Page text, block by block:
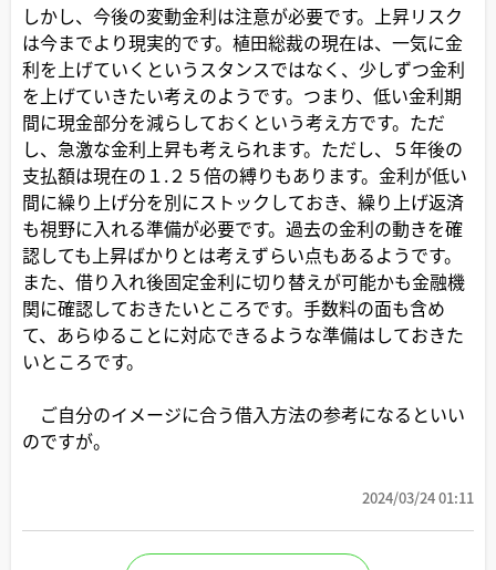
しかし、今後の変動金利は注意が必要です。上昇リスク
は今までより現実的です。植田総裁の現在は、一気に金
利を上げていくというスタンスではなく、少しずつ金利
を上げていきたい考えのようです。つまり、低い金利期
間に現金部分を減らしておくという考え方です。ただ
し、急激な金利上昇も考えられます。ただし、５年後の
支払額は現在の１.２５倍の縛りもあります。金利が低い
間に繰り上げ分を別にストックしておき、繰り上げ返済
も視野に入れる準備が必要です。過去の金利の動きを確
認しても上昇ばかりとは考えずらい点もあるようです。
また、借り入れ後固定金利に切り替えが可能かも金融機
関に確認しておきたいところです。手数料の面も含め
て、あらゆることに対応できるような準備はしておきた
いところです。
ご自分のイメージに合う借入方法の参考になるといい
のですが。
2024/03/24 01:11